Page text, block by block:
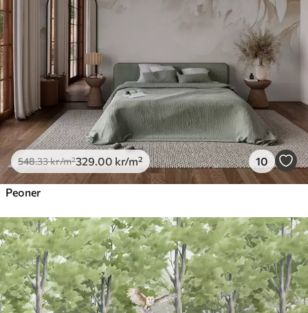
548.33kr/m²329 .00 kr/m² 10
Peoner